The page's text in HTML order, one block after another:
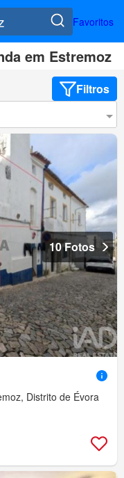
Favoritos
em Estremoz
Filtros
10 Fotos
Distrito de Évora